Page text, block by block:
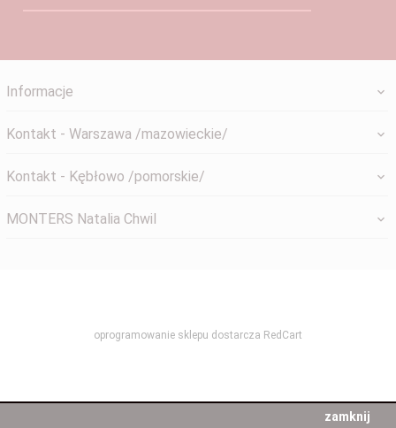
Informacje
Kontakt - Warszawa /mazowieckie/
Kontakt - Kębłowo /pomorskie/
MONTERS Natalia Chwil
oprogramowanie sklepu dostarcza RedCart
zamknij